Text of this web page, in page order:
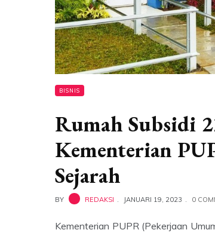
BISNIS
Rumah Subsidi
Kementerian
Sejarah
BY REDAKSI JANUARI 19, 2023 0
Kementerian PUPR (Pekerjaan